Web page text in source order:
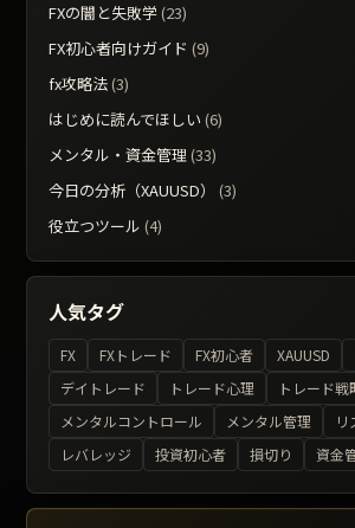
FXの闇と失敗学(23)
FX初心者向けガイド (9)
fx攻略法(3)
はじめに読んでほしい (6)
メンタル・資金管理(33)
今日の分析（XAUUSD）
(3)
役立つツール (4)
人気タグ
FX FXトレード FX初心者 XAUUSD
デイトレード
トレード心理 トレード戦
メンタルコントロール
メンタル管理
リ
レバレッジ
投資初心者 損切り 資金